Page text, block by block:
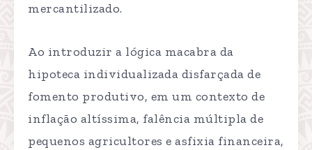
mercantilizado.
Ao introduzir a lógica macabra da
hipoteca individualizada disfarçada de
fomento produtivo, em um contexto de
inflação altíssima, falência múltipla de
pequenos agricultores e asfixia financeira,